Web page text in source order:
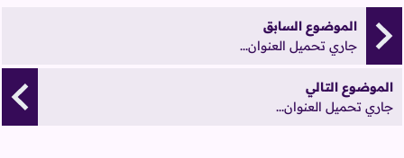
الموضوع السابق
جاري تحميل العنوان...
الموضوع التالي
جاري تحميل العنوان...